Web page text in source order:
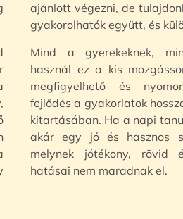
ajánlott végezni, de
gyakorolhatók együtt, és
Mind a gyerekeknek,
használ ez a kis
megfigyelhető és
fejlődés a gyakorlatok
kitartásában. Ha a napi
akár egy jó és hasznos
melynek jótékony, rövid
hatásai nem maradnak el.